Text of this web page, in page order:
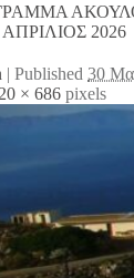
2026
| Published 30
× 686 pixels